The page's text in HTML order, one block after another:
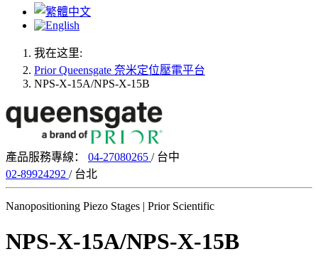
我在这里:
Prior Queensgate 奈米定位壓電平台
NPS-X-15A/NPS-X-15B
產品服務專線： 04-27080265 / 台中
02-89924292 / 台北
Nanopositioning Piezo Stages | Prior Scientific
NPS-X-15A/NPS-X-15B